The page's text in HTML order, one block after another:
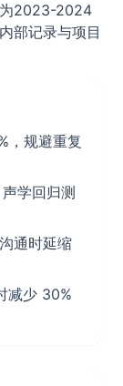
为2023-2024
部记录与项目
，规避重复
学回归测
通时延缩
减少 30%